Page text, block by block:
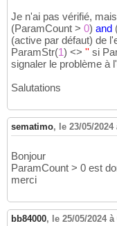
Je n'ai pas vérifié,
(ParamCount > 0) and
(active par défaut) de
ParamStr(1) <> '' si
signaler le problème à
Salutations
sematimo, le 23/05/2024
Bonjour
ParamCount > 0 est
merci
bb84000, le 25/05/2024 à